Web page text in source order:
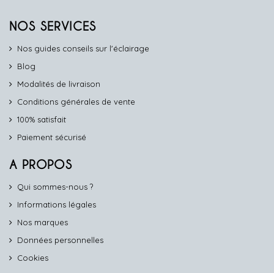
NOS SERVICES
Nos guides conseils sur l'éclairage
Blog
Modalités de livraison
Conditions générales de vente
100% satisfait
Paiement sécurisé
A PROPOS
Qui sommes-nous ?
Informations légales
Nos marques
Données personnelles
Cookies